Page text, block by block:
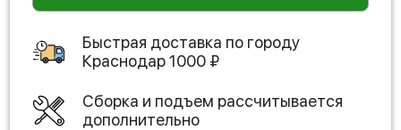
Быстрая доставка по городу
Краснодар1000 ₽
Сборка и подъем рассчитывается
дополнительно